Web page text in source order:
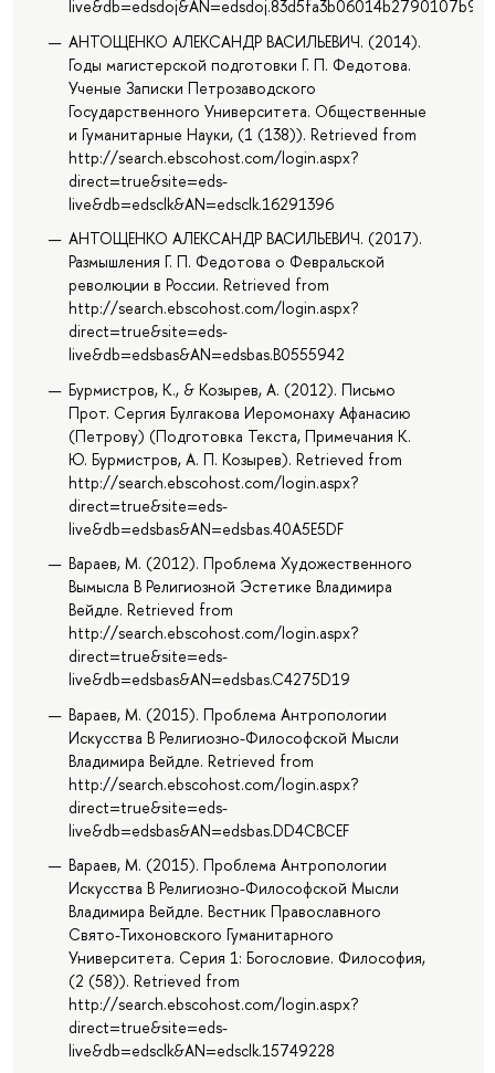
АНТОЩЕНКО АЛЕКСАНДР ВАСИЛЬЕВИЧ. (2014).
Годы магистерской подготовки Г. П. Федотова.
Ученые Записки Петрозаводского
Государственного Университета. Общественные
и Гуманитарные Науки, (1 (138)). Retrieved from
http://search.ebscohost.com/login.aspx?
direct=true&site=eds-
live&db=edsclk&AN=edsclk.16291396
АНТОЩЕНКО АЛЕКСАНДР ВАСИЛЬЕВИЧ. (2017).
Размышления Г. П. Федотова о Февральской
революции в России. Retrieved from
http://search.ebscohost.com/login.aspx?
direct=true&site=eds-
live&db=edsbas&AN=edsbas.B0555942
Бурмистров, К., & Козырев, А. (2012). Письмо
Прот. Сергия Булгакова Иеромонаху Афанасию
(Петрову) (Подготовка Текста, Примечания К.
Ю. Бурмистров, А. П. Козырев). Retrieved from
http://search.ebscohost.com/login.aspx?
direct=true&site=eds-
live&db=edsbas&AN=edsbas.40A5E5DF
Вараев, М. (2012). Проблема Художественного
Вымысла В Религиозной Эстетике Владимира
Вейдле. Retrieved from
http://search.ebscohost.com/login.aspx?
direct=true&site=eds-
live&db=edsbas&AN=edsbas.C4275D19
Вараев, М. (2015). Проблема Антропологии
Искусства В Религиозно-Философской Мысли
Владимира Вейдле. Retrieved from
http://search.ebscohost.com/login.aspx?
direct=true&site=eds-
live&db=edsbas&AN=edsbas.DD4CBCEF
Вараев, М. (2015). Проблема Антропологии
Искусства В Религиозно-Философской Мысли
Владимира Вейдле. Вестник Православного
Свято-Тихоновского Гуманитарного
Университета. Серия 1: Богословие. Философия,
(2 (58)). Retrieved from
http://search.ebscohost.com/login.aspx?
direct=true&site=eds-
live&db=edsclk&AN=edsclk.15749228